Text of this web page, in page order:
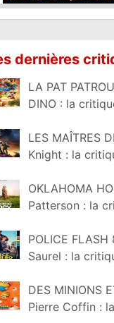
dernières
LA PAT
DINO : la
LES MAÎTRES
Knight : la
OKLAHOMA
Patterson : la
POLICE
Saurel : la
DES MINIONS
Pierre Coffin :